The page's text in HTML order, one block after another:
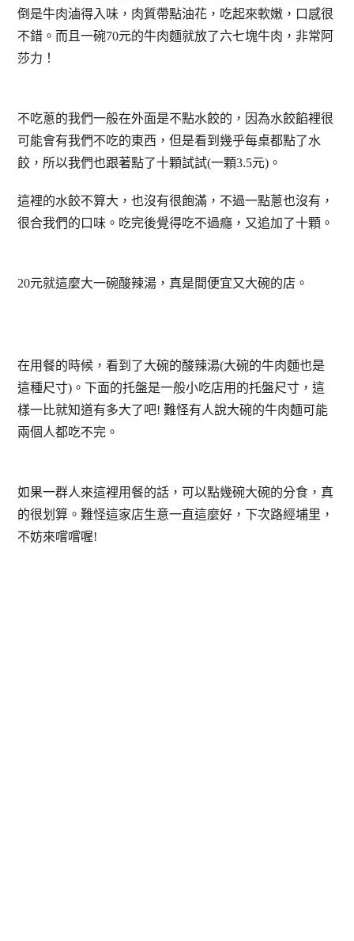
倒是牛肉滷得入味，肉質帶點油花，吃起來軟嫩，口感很
不錯。而且一碗70元的牛肉麵就放了六七塊牛肉，非常阿
莎力！
不吃蔥的我們一般在外面是不點水餃的，因為水餃餡裡很
可能會有我們不吃的東西，但是看到幾乎每桌都點了水
餃，所以我們也跟著點了十顆試試(一顆3.5元)。
這裡的水餃不算大，也沒有很飽滿，不過一點蔥也沒有，
很合我們的口味。吃完後覺得吃不過癮，又追加了十顆。
20元就這麼大一碗酸辣湯，真是間便宜又大碗的店。
在用餐的時候，看到了大碗的酸辣湯(大碗的牛肉麵也是
這種尺寸)。下面的托盤是一般小吃店用的托盤尺寸，這
樣一比就知道有多大了吧! 難怪有人說大碗的牛肉麵可能
兩個人都吃不完。
如果一群人來這裡用餐的話，可以點幾碗大碗的分食，真
的很划算。難怪這家店生意一直這麼好，下次路經埔里，
不妨來嚐嚐喔!